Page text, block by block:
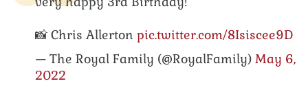
📸 Chris Allerton pic.twitter.com/8Isiscee9D
— The Royal Family (@RoyalFamily) May 6,
2022